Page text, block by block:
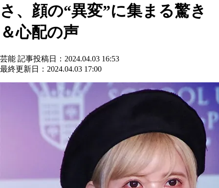
さ、顔の“異変”に集まる驚き
＆心配の声
芸能 記事投稿日：2024.04.03 16:53
最終更新日：2024.04.03 17:00